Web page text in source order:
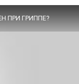
ПРИ ГРИППЕ?